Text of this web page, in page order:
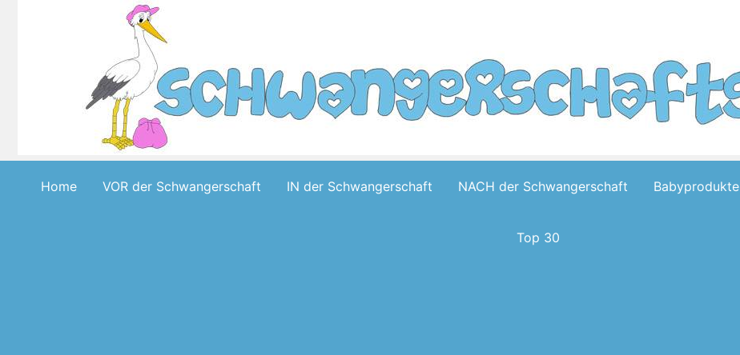
Home VOR der Schwangerschaft IN der Schwangerschaft NACH der Schwangerschaft Babyprodukte
Top 30